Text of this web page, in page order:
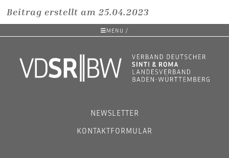
Beitrag erstellt am 25.04.2023
MENU /
NEWSLETTER
KONTAKTFORMULAR